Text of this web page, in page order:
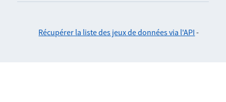
Récupérer la liste des jeux de données via l'API -